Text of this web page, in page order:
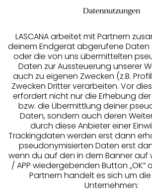
Services
Beratung
Über uns
Rechtliches
Datennutzungen
LASCANA arbeitet mit Partnern
deinem Endgerät abgerufene
oder die von uns übermittelten
Daten zur Aussteuerung unserer
auch zu eigenen Zwecken (z.B.
Zwecken Dritter verarbeiten. Vor
erfordert nicht nur die Erhebung
bzw. die Übermittlung deiner
Daten, sondern auch deren
durch diese Anbieter einer
Trackingdaten werden erst dann
pseudonymisierten Daten erst
wenn du auf den in dem Banner auf
/ APP wiedergebenden Button „OK”
Partnern handelt es sich um
Unternehmen: